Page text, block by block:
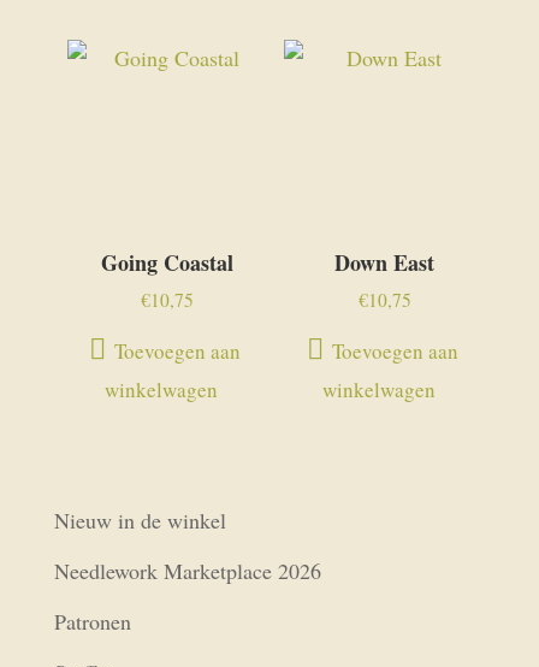
Going Coastal
€10,75
Toevoegen aan
winkelwagen
Down East
€10,75
Toevoegen aan
winkelwagen
Nieuw in de winkel
Needlework Marketplace 2026
Patronen